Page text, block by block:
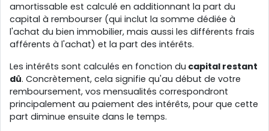
amortissable est calculé en additionnant la part du
capital à rembourser (qui inclut la somme dédiée à
l'achat du bien immobilier, mais aussi les différents frais
afférents à l'achat) et la part des intérêts.
Les intérêts sont calculés en fonction du capital restant
dû. Concrètement, cela signifie qu'au début de votre
remboursement, vos mensualités correspondront
principalement au paiement des intérêts, pour que cette
part diminue ensuite dans le temps.